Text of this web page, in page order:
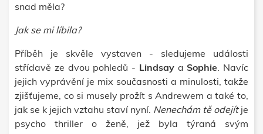
snad měla?
Jak se mi líbila?
Příběh je skvěle vystaven - sledujeme události
střídavě ze dvou pohledů - Lindsay aSophie. Navíc
jejich vyprávění je mix současnosti a minulosti, takže
zjišťujeme, co si musely prožít s Andrewem a také to,
jak se k jejich vztahu staví nyní. Nenechám tě odejítje
psycho thriller o ženě, jež byla týraná svým